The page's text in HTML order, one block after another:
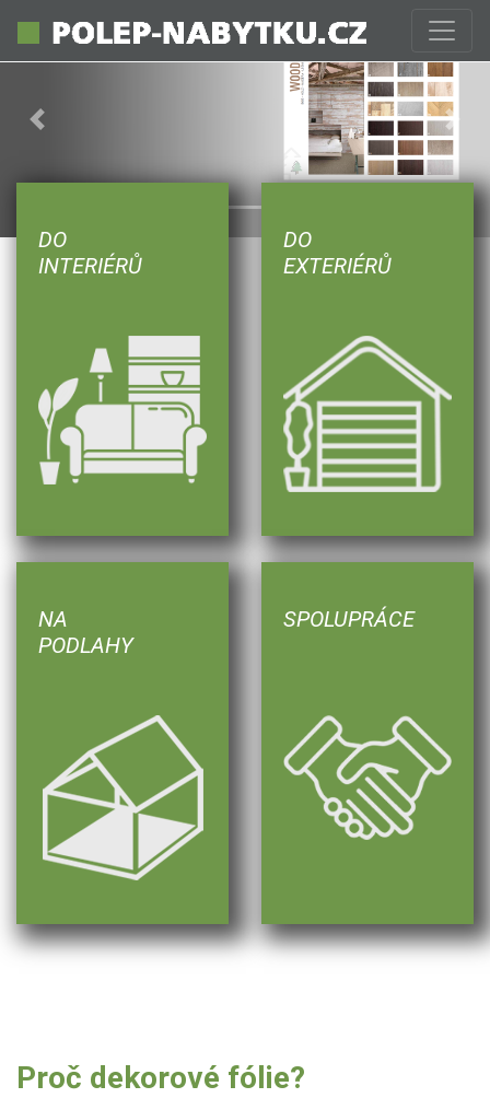
Previous Next
DO
INTERIÉRŮ
DO
EXTERIÉRŮ
NA
PODLAHY
SPOLUPRÁCE
Proč dekorové fólie?